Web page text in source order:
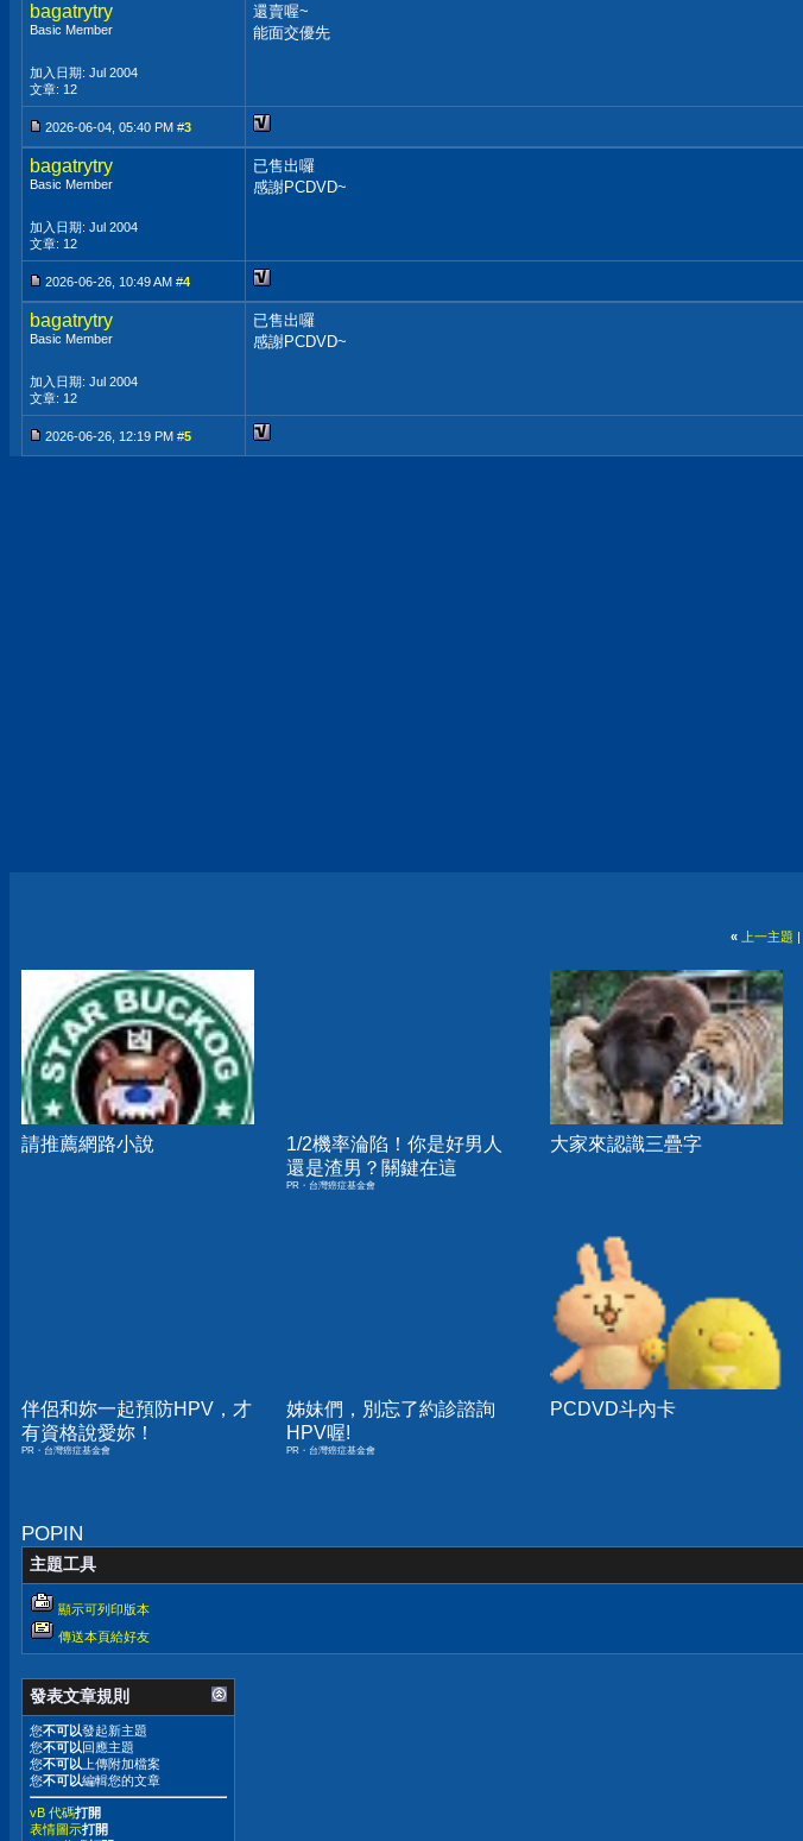
bagatrytry
Basic Member
加入日期: Jul 2004
文章: 12
還賣喔~
能面交優先
2026-06-04, 05:40 PM #3
bagatrytry
Basic Member
加入日期: Jul 2004
文章: 12
已售出囉
感謝PCDVD~
2026-06-26, 10:49 AM #4
bagatrytry
Basic Member
加入日期: Jul 2004
文章: 12
已售出囉
感謝PCDVD~
2026-06-26, 12:19 PM #5
« 上一主題 |
請推薦網路小說
1/2機率淪陷！你是好男人
還是渣男？關鍵在這
PR・台灣癌症基金會
大家來認識三疊字
伴侶和妳一起預防HPV，才
有資格說愛妳！
PR・台灣癌症基金會
姊妹們，別忘了約診諮詢
HPV喔!
PR・台灣癌症基金會
PCDVD斗內卡
POPIN
主題工具
顯示可列印版本
傳送本頁給好友
發表文章規則
您不可以發起新主題
您不可以回應主題
您不可以 上傳附加檔案
您不可以編輯您的文章
vB 代碼打開
表情圖示打開